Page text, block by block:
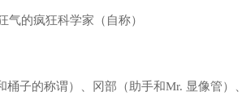
气的疯狂科学家（自称）
桶子的称谓）、冈部（助手和Mr. 显像管）